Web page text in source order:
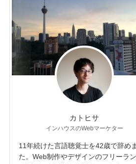
カトヒサ
インハウスのWebマーケター
11年続けた言語聴覚士を42歳で辞め
た。Web制作やデザインのフリーラ